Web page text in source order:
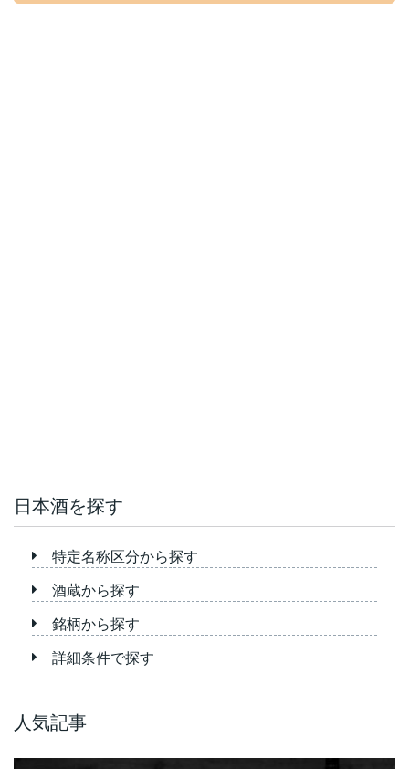
日本酒を探す
特定名称区分から探す
酒蔵から探す
銘柄から探す
詳細条件で探す
人気記事